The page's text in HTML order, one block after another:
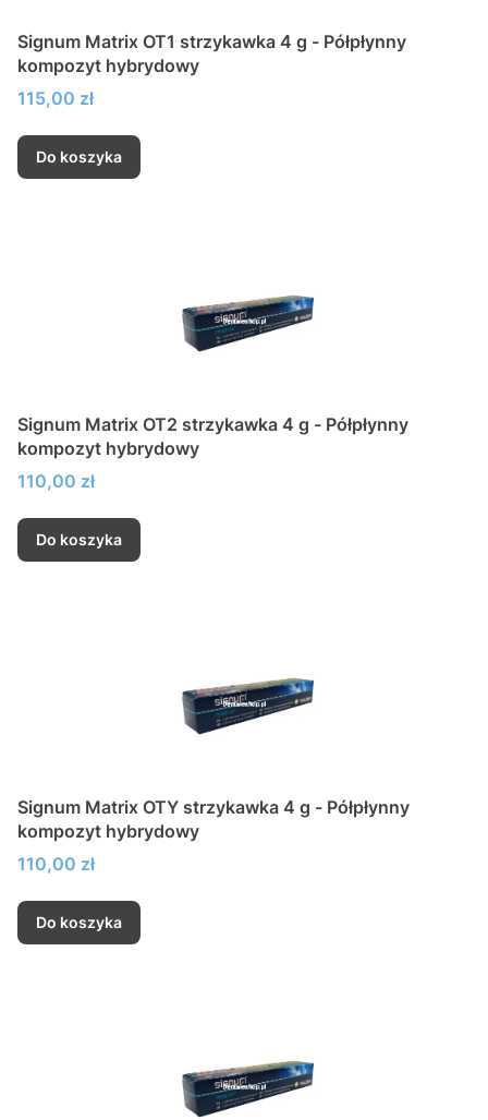
Signum Matrix OT1 strzykawka 4 g - Półpłynny
kompozyt hybrydowy
Cena
115,00 zł
Do koszyka
Signum Matrix OT2 strzykawka 4 g - Półpłynny
kompozyt hybrydowy
Cena
110,00 zł
Do koszyka
Signum Matrix OTY strzykawka 4 g - Półpłynny
kompozyt hybrydowy
Cena
110,00 zł
Do koszyka